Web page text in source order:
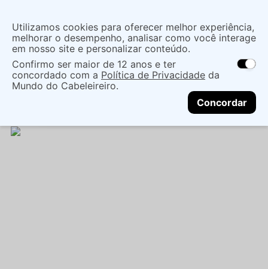
localização
As ofertas e opções de entrega variam de
acordo com a região.Não sei meu CEP
CONTINUAR
O que você procura?
Cabelo
Marcas Tradicionais
QUERATINA ALTA MODA
KERATIN IMPACT 150ML - ALFAPARF ALTA MODA
Utilizamos cookies para oferecer melhor experiência,
melhorar o desempenho, analisar como você interage
em nosso site e personalizar conteúdo.
Confirmo ser maior de 12 anos e ter
concordado com a Política de Privacidade da
Mundo do Cabeleireiro.
Concordar